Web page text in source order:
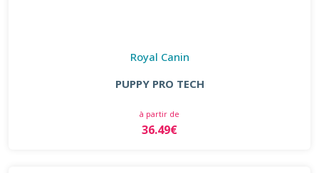
Royal Canin
PUPPY PRO TECH
à partir de
36.49€